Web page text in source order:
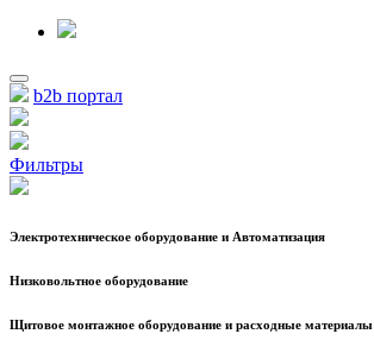
b2b портал
Фильтры
Электротехническое оборудование и Автоматизация
Низковольтное оборудование
Щитовое монтажное оборудование и расходные материалы